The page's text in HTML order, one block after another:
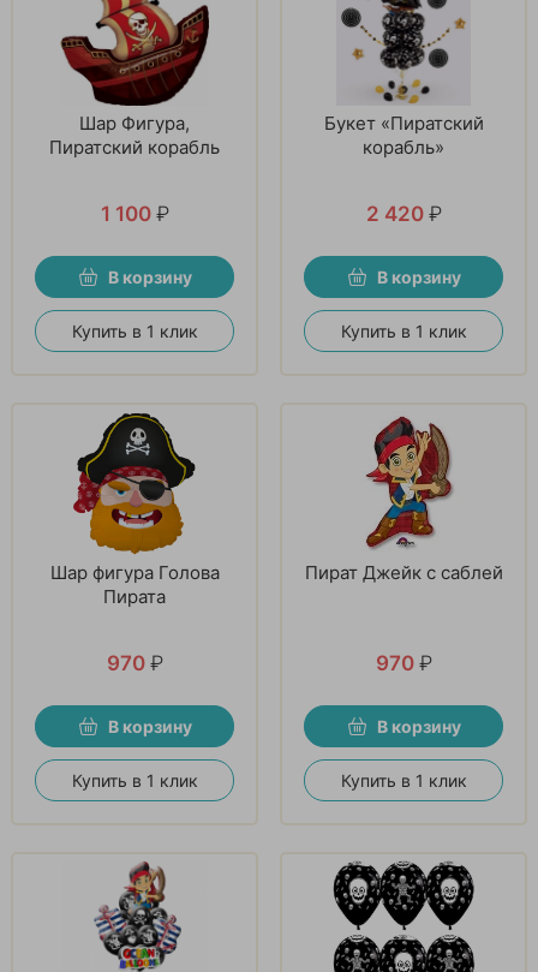
Шар Фигура,
Пиратский корабль
1 100 ₽
В корзину
Купить в 1 клик
Букет «Пиратский
корабль»
2 420 ₽
В корзину
Купить в 1 клик
Шар фигура Голова
Пирата
970 ₽
В корзину
Купить в 1 клик
Пират Джейк с саблей
970 ₽
В корзину
Купить в 1 клик